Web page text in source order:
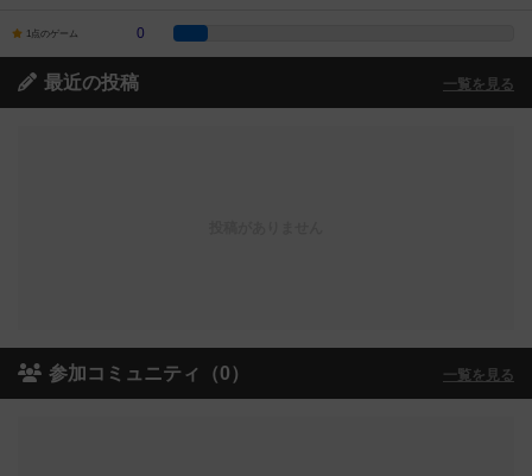
1点のゲーム 0
最近の投稿 一覧を見る
参加コミュニティ（0） 一覧を見る